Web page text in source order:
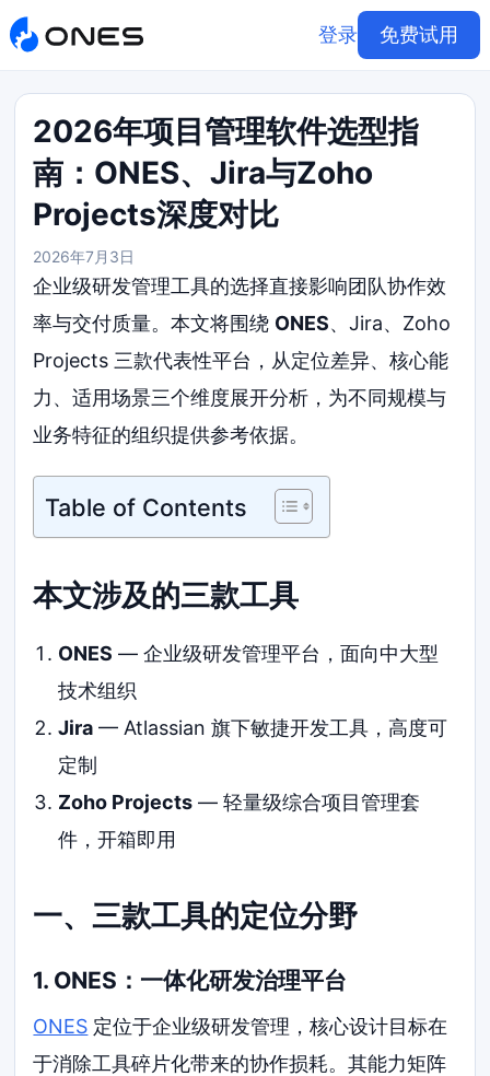
登录 免费试用
2026年项目管理软件选型指
南：ONES、Jira与Zoho
Projects深度对比
2026年7月3日
企业级研发管理工具的选择直接影响团队协作效
率与交付质量。本文将围绕 ONES、Jira、Zoho
Projects 三款代表性平台，从定位差异、核心能
力、适用场景三个维度展开分析，为不同规模与
业务特征的组织提供参考依据。
Table of Contents
本文涉及的三款工具
ONES — 企业级研发管理平台，面向中大型
技术组织
Jira— Atlassian 旗下敏捷开发工具，高度可
定制
Zoho Projects— 轻量级综合项目管理套
件，开箱即用
一、三款工具的定位分野
1. ONES：一体化研发治理平台
ONES 定位于企业级研发管理，核心设计目标在
于消除工具碎片化带来的协作损耗。其能力矩阵